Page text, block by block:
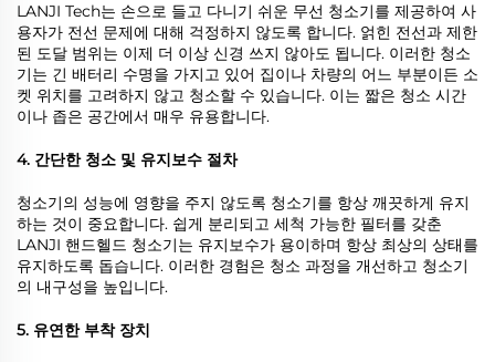
LANJI Tech는 손으로 들고 다니기 쉬운 무선 청소기를 제공하여 사
용자가 전선 문제에 대해 걱정하지 않도록 합니다. 얽힌 전선과 제한
된 도달 범위는 이제 더 이상 신경 쓰지 않아도 됩니다. 이러한 청소
기는 긴 배터리 수명을 가지고 있어 집이나 차량의 어느 부분이든 소
켓 위치를 고려하지 않고 청소할 수 있습니다. 이는 짧은 청소 시간
이나 좁은 공간에서 매우 유용합니다.
4. 간단한 청소 및 유지보수 절차
청소기의 성능에 영향을 주지 않도록 청소기를 항상 깨끗하게 유지
하는 것이 중요합니다. 쉽게 분리되고 세척 가능한 필터를 갖춘
LANJI 핸드헬드 청소기는 유지보수가 용이하며 항상 최상의 상태를
유지하도록 돕습니다. 이러한 경험은 청소 과정을 개선하고 청소기
의 내구성을 높입니다.
5. 유연한 부착 장치